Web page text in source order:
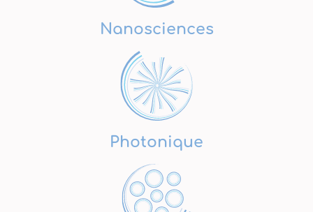
Nanosciences
Photonique